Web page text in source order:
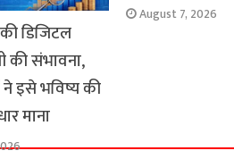
डिजिटल
की संभावना,
ने इसे भविष्य की
माना
August 7, 2026